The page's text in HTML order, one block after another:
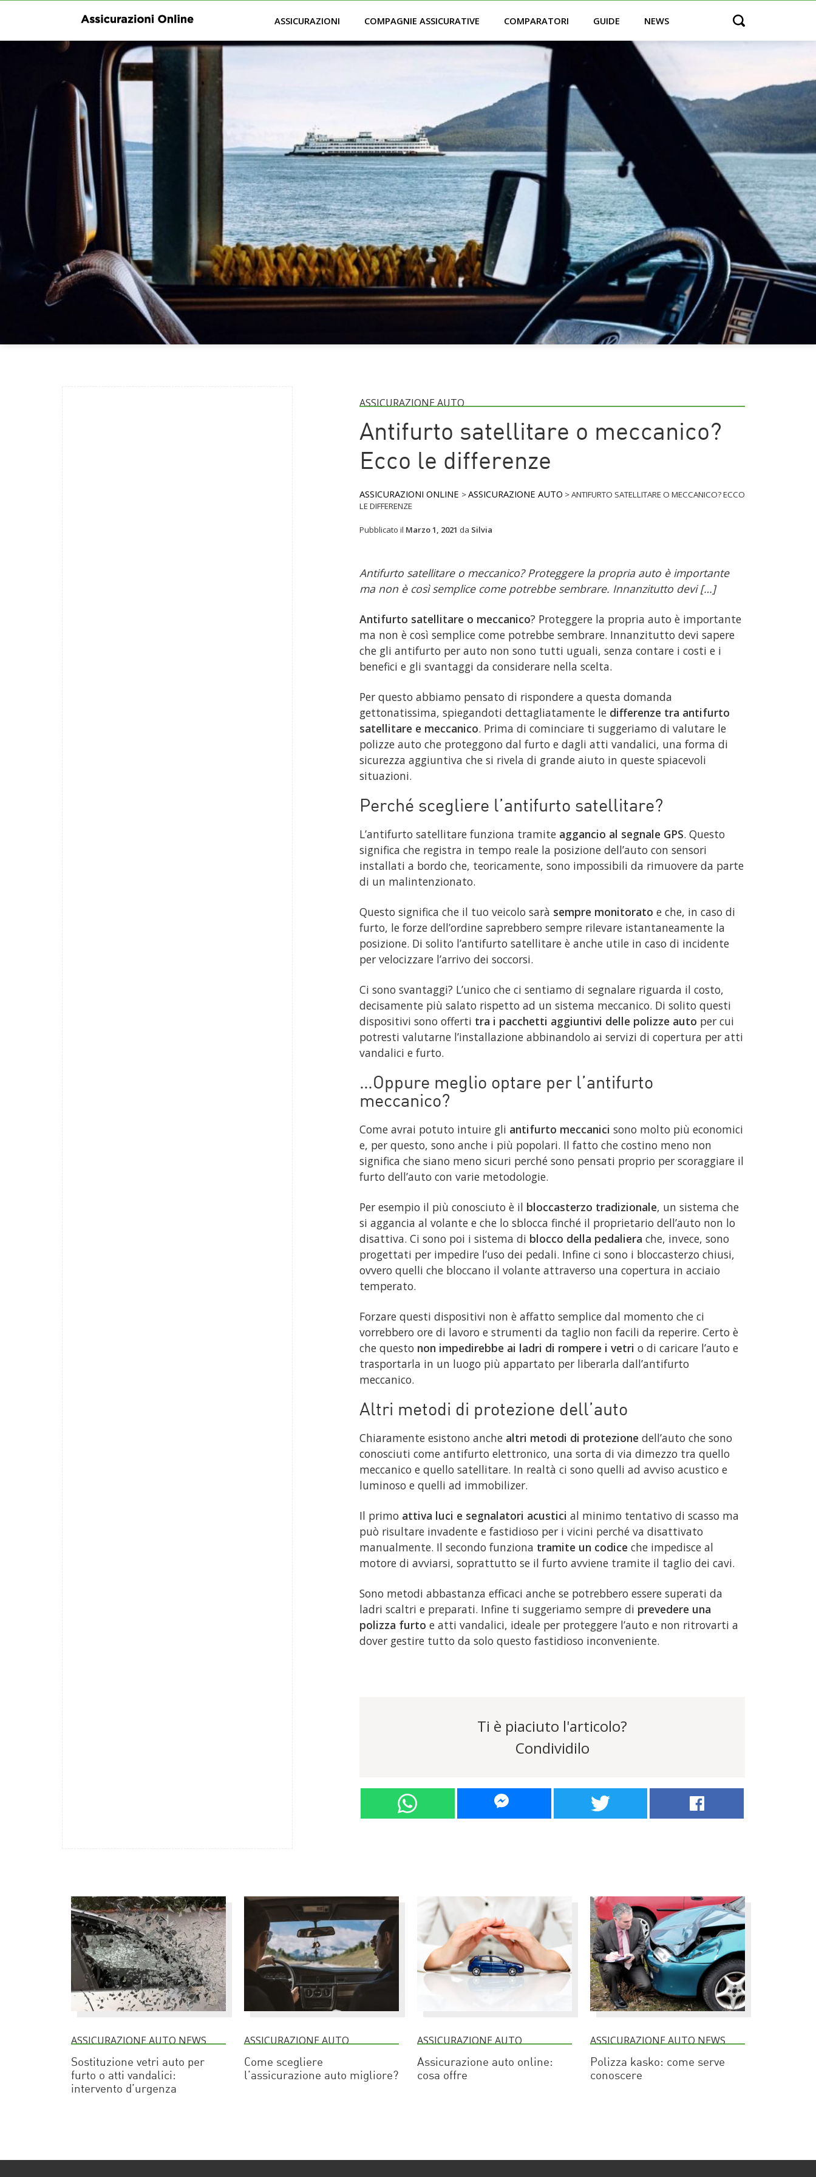
ASSICURAZIONI COMPAGNIE ASSICURATIVE COMPARATORI GUIDE NEWS Open search
ASSICURAZIONE AUTO
Antifurto satellitare o meccanico?
Ecco le differenze
ASSICURAZIONI ONLINE >ASSICURAZIONE AUTO >ANTIFURTO SATELLITARE O MECCANICO? ECCO
LE DIFFERENZE
Pubblicato il Marzo 1, 2021 da Silvia
Antifurto satellitare o meccanico? Proteggere la propria auto è importante
ma non è così semplice come potrebbe sembrare. Innanzitutto devi […]
Antifurto satellitare o meccanico? Proteggere la propria auto è importante
ma non è così semplice come potrebbe sembrare. Innanzitutto devi sapere
che gli antifurto per auto non sono tutti uguali, senza contare i costi e i
benefici e gli svantaggi da considerare nella scelta.
Per questo abbiamo pensato di rispondere a questa domanda
gettonatissima, spiegandoti dettagliatamente le differenze tra antifurto
satellitare e meccanico. Prima di cominciare ti suggeriamo di valutare le
polizze auto che proteggono dal furto e dagli atti vandalici, una forma di
sicurezza aggiuntiva che si rivela di grande aiuto in queste spiacevoli
situazioni.
Perché scegliere l’antifurto satellitare?
L’antifurto satellitare funziona tramite aggancio al segnale GPS. Questo
significa che registra in tempo reale la posizione dell’auto con sensori
installati a bordo che, teoricamente, sono impossibili da rimuovere da parte
di un malintenzionato.
Questo significa che il tuo veicolo sarà sempre monitorato e che, in caso di
furto, le forze dell’ordine saprebbero sempre rilevare istantaneamente la
posizione. Di solito l’antifurto satellitare è anche utile in caso di incidente
per velocizzare l’arrivo dei soccorsi.
Ci sono svantaggi? L’unico che ci sentiamo di segnalare riguarda il costo,
decisamente più salato rispetto ad un sistema meccanico. Di solito questi
dispositivi sono offerti tra i pacchetti aggiuntivi delle polizze auto per cui
potresti valutarne l’installazione abbinandolo ai servizi di copertura per atti
vandalici e furto.
…Oppure meglio optare per l’antifurto
meccanico?
Come avrai potuto intuire gli antifurto meccanici sono molto più economici
e, per questo, sono anche i più popolari. Il fatto che costino meno non
significa che siano meno sicuri perché sono pensati proprio per scoraggiare il
furto dell’auto con varie metodologie.
Per esempio il più conosciuto è il bloccasterzo tradizionale, un sistema che
si aggancia al volante e che lo sblocca finché il proprietario dell’auto non lo
disattiva. Ci sono poi i sistema di blocco della pedaliera che, invece, sono
progettati per impedire l’uso dei pedali. Infine ci sono i bloccasterzo chiusi,
ovvero quelli che bloccano il volante attraverso una copertura in acciaio
temperato.
Forzare questi dispositivi non è affatto semplice dal momento che ci
vorrebbero ore di lavoro e strumenti da taglio non facili da reperire. Certo è
che questo non impedirebbe ai ladri di rompere i vetri o di caricare l’auto e
trasportarla in un luogo più appartato per liberarla dall’antifurto
meccanico.
Altri metodi di protezione dell’auto
Chiaramente esistono anche altri metodi di protezione dell’auto che sono
conosciuti come antifurto elettronico, una sorta di via dimezzo tra quello
meccanico e quello satellitare. In realtà ci sono quelli ad avviso acustico e
luminoso e quelli ad immobilizer.
Il primo attiva luci e segnalatori acustici al minimo tentativo di scasso ma
può risultare invadente e fastidioso per i vicini perché va disattivato
manualmente. Il secondo funziona tramite un codice che impedisce al
motore di avviarsi, soprattutto se il furto avviene tramite il taglio dei cavi.
Sono metodi abbastanza efficaci anche se potrebbero essere superati da
ladri scaltri e preparati. Infine ti suggeriamo sempre di prevedere una
polizza furto e atti vandalici, ideale per proteggere l’auto e non ritrovarti a
dover gestire tutto da solo questo fastidioso inconveniente.
Ti è piaciuto l'articolo?
Condividilo
ASSICURAZIONE AUTO NEWS
Sostituzione vetri auto per
furto o atti vandalici:
intervento d’urgenza
ASSICURAZIONE AUTO
Come scegliere
l’assicurazione auto migliore?
ASSICURAZIONE AUTO
Assicurazione auto online:
cosa offre
ASSICURAZIONE AUTO NEWS
Polizza kasko: come serve
conoscere